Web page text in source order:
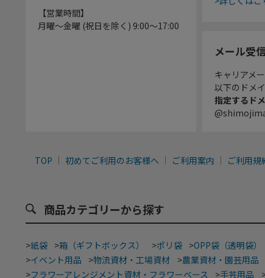
【営業時間】
月曜～金曜 (祝日を除く) 9:00～17:00
メール受
キャリアメ
以下のドメ
指定するド
TOP 初めてご利用のお客様へ ご利用案内 ご利用規
商品カテゴリーから探す
>紙袋 >箱（ギフトボックス） >ポリ袋 >OPP袋（透明袋）
>イベント用品 >物流資材・工場資材 >農業資材・園芸用品
>フラワーアレンジメント資材・フラワーベース >手芸用品